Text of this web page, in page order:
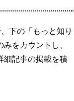
下の「もっと知り
をカウントし、
細記事の掲載を積